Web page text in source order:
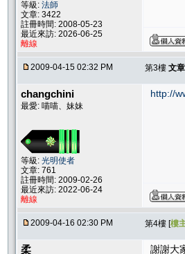
等級: 法師
文章: 3422
註冊時間: 2008-05-23
最近來訪: 2026-06-25
離線
2009-04-15 02:32 PM 第3樓 文
changchini
最愛: 喵喵、妹妹
等級: 光明使者
文章: 761
註冊時間: 2009-02-26
最近來訪: 2022-06-24
離線
http://
2009-04-16 02:30 PM 第4樓 [樓
柔 謝謝大